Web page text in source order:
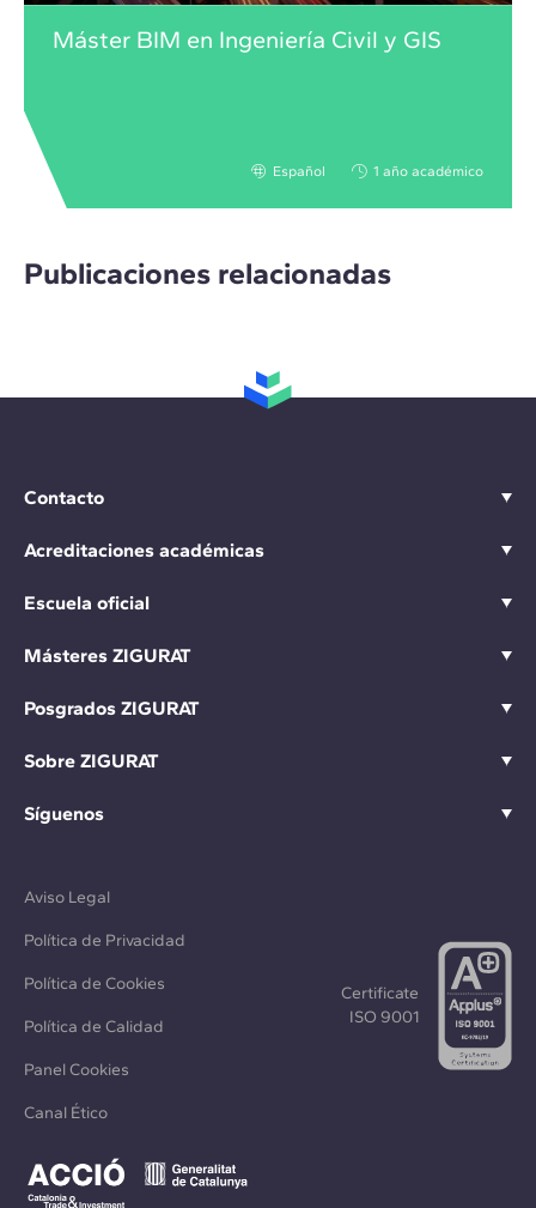
Máster BIM en Ingeniería Civil y GIS
Español 1 año académico
Publicaciones relacionadas
Contacto
Acreditaciones académicas
Escuela oficial
Másteres ZIGURAT
Posgrados ZIGURAT
Sobre ZIGURAT
Síguenos
Aviso Legal
Política de Privacidad
Política de Cookies
Política de Calidad
Panel Cookies
Canal Ético
Certificate
ISO 9001